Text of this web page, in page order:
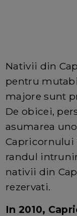
Nativii din
pentru
majore sunt
De obicei,
asumarea
Capricornului
randul
nativii din
rezervati.
In 2010,